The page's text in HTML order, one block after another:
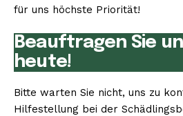
für uns höchste Priorität!
Beauftragen Sie
heute!
Bitte warten Sie nicht, uns zu
Hilfestellung bei der